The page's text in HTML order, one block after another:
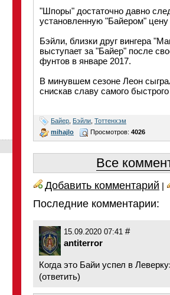
"Шпоры" достаточно давно
установленную "Байером"
Бэйли, близки друг вингера
выступает за "Байер" после
фунтов в январе 2017.
В минувшем сезоне Леон
снискав славу самого
Байер Бэйли Тоттенхэм
mihajlo
Просмотров: 4026
Все
Добавить комментарий |
Последние комментарии:
15.09.2020 07:41 #
antiterror
Когда это Байи успел в
(ответить)